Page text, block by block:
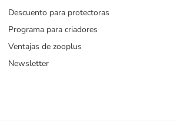
Descuento para protectoras
Programa para criadores
Ventajas de zooplus
Newsletter